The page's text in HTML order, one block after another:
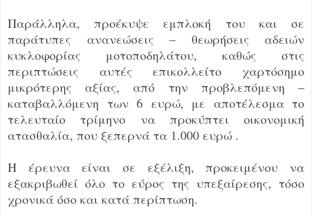
Παράλληλα, προέκυψε εμπλοκή του και σε
παράτυπες ανανεώσεις – θεωρήσεις αδειών
κυκλοφορίας μοτοποδηλάτου, καθώς στις
περιπτώσεις αυτές επικολλείτο χαρτόσημο
μικρότερης αξίας, από την προβλεπόμενη –
καταβαλλόμενη των 6 ευρώ, με αποτέλεσμα το
τελευταίο τρίμηνο να προκύπτει οικονομική
ατασθαλία, που ξεπερνά τα 1.000 ευρώ .
Η έρευνα είναι σε εξέλιξη, προκειμένου να
εξακριβωθεί όλο το εύρος της υπεξαίρεσης, τόσο
χρονικά όσο και κατά περίπτωση.